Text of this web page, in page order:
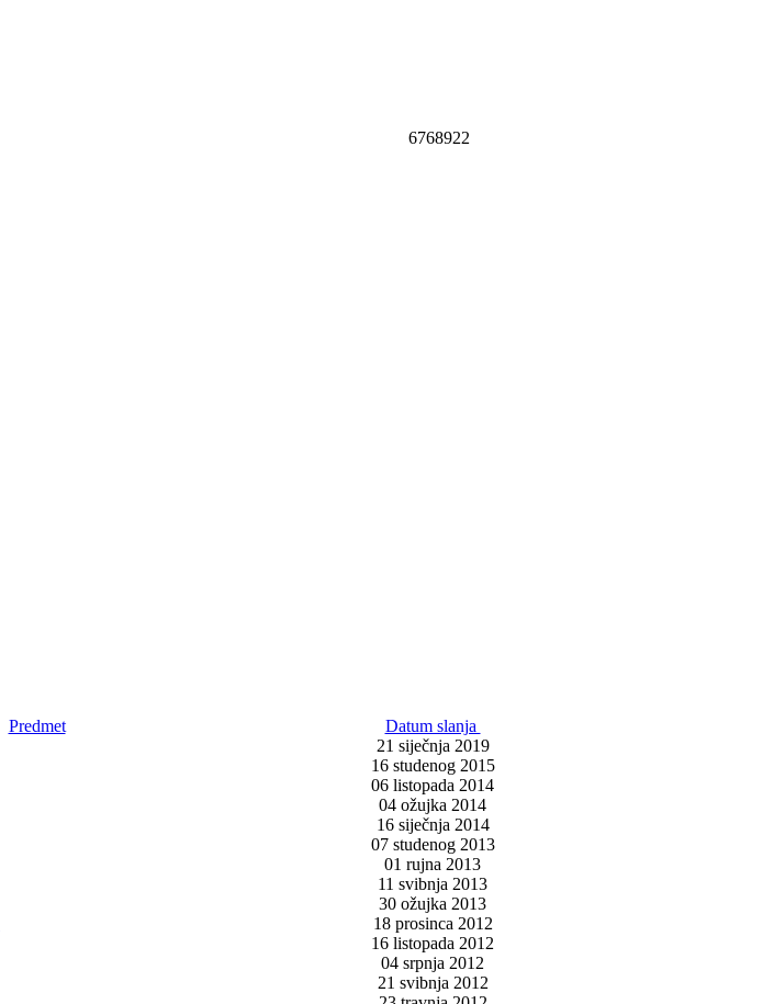
6768922
Predmet
Datum slanja
21 siječnja 2019
16 studenog 2015
06 listopada 2014
04 ožujka 2014
16 siječnja 2014
07 studenog 2013
01 rujna 2013
11 svibnja 2013
30 ožujka 2013
18 prosinca 2012
16 listopada 2012
04 srpnja 2012
21 svibnja 2012